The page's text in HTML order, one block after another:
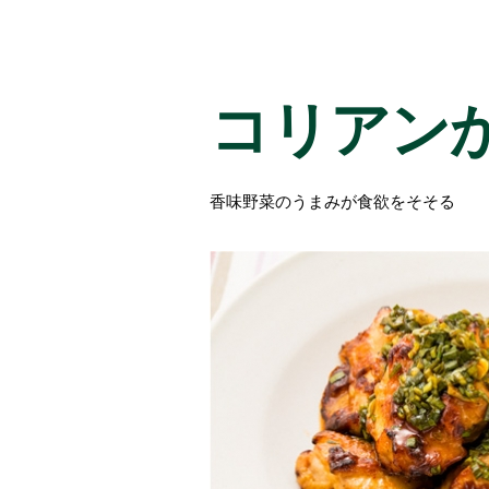
コリアン
香味野菜のうまみが食欲をそそる